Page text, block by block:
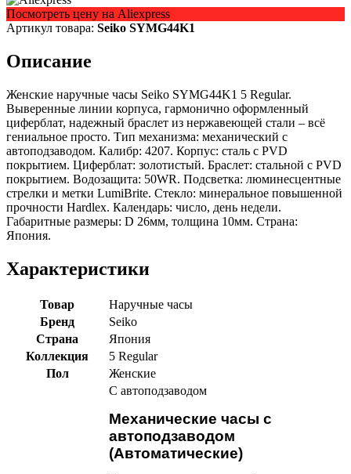
Посмотреть цену на Aliexpress
Артикул товара: Seiko SYMG44K1
Описание
Женские наручные часы Seiko SYMG44K1 5 Regular.
Выверенные линии корпуса, гармонично оформленный
циферблат, надежный браслет из нержавеющей стали – всё
гениальное просто. Тип механизма: механический с
автоподзаводом. Калибр: 4207. Корпус: сталь с PVD
покрытием. Циферблат: золотистый. Браслет: стальной с PVD
покрытием. Водозащита: 50WR. Подсветка: люминесцентные
стрелки и метки LumiBrite. Стекло: минеральное повышенной
прочности Hardlex. Календарь: число, день недели.
Габаритные размеры: D 26мм, толщина 10мм. Страна:
Япония.
Характеристики
Товар
Наручные часы
Бренд
Seiko
Страна
Япония
Коллекция
5 Regular
Пол
Женские
С автоподзаводом
Механические часы с
автоподзаводом
(Автоматические)